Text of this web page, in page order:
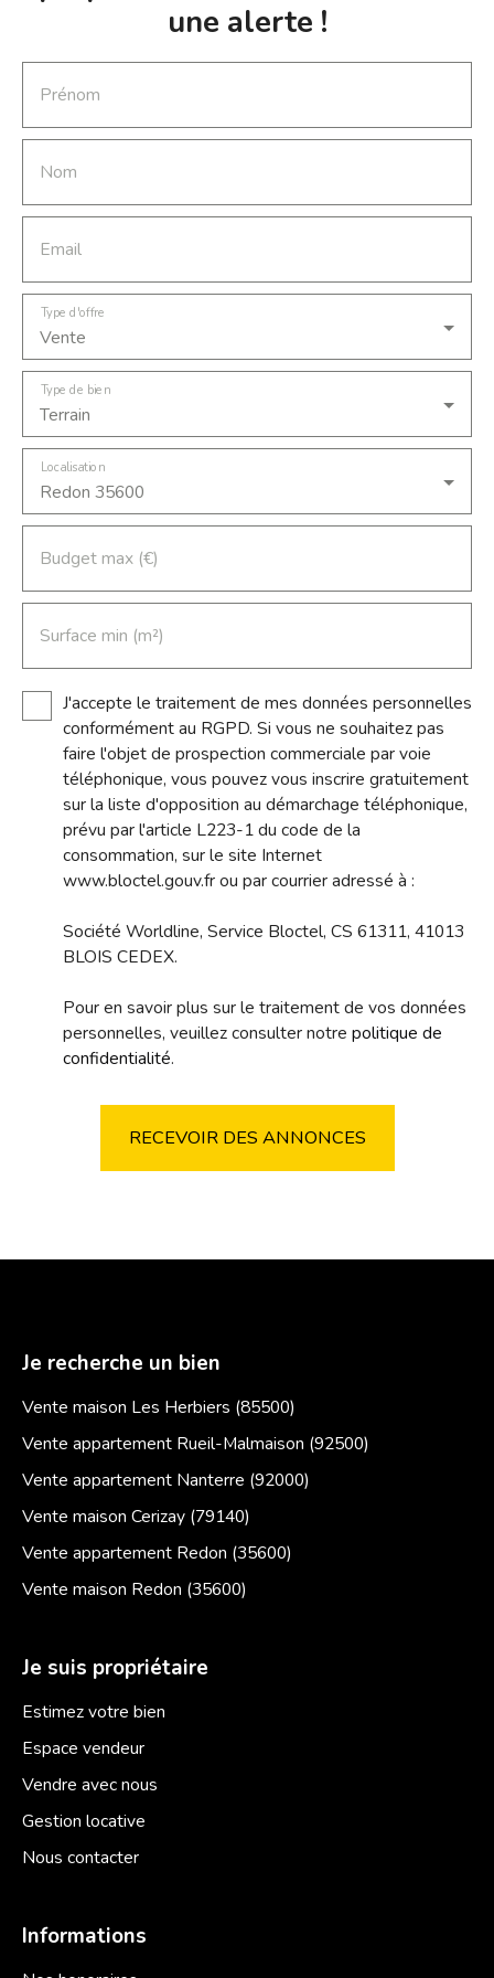
charge du vendeur. Le proffessionnel vous conseille,
garanti et sécurise votre projet immobilier. pierre.
chaudet@lekyp. fr
une alerte !
Prénom
Nom
Email
Vente
Type d'offre
Terrain
Type de bien
Redon 35600
Localisation
Budget max (€)
Surface min (m²)
J'accepte le traitement de mes données personnelles
conformément au RGPD. Si vous ne souhaitez pas
faire l'objet de prospection commerciale par voie
téléphonique, vous pouvez vous inscrire gratuitement
sur la liste d'opposition au démarchage téléphonique,
prévu par l'article L223-1 du code de la
consommation, sur le site Internet
www.bloctel.gouv.fr ou par courrier adressé à :
Société Worldline, Service Bloctel, CS 61311, 41013
BLOIS CEDEX.
Pour en savoir plus sur le traitement de vos données
personnelles, veuillez consulter notre politique de
confidentialité.
RECEVOIR DES ANNONCES
Je recherche un bien
Vente maison Les Herbiers (85500)
Vente appartement Rueil-Malmaison (92500)
Vente appartement Nanterre (92000)
Vente maison Cerizay (79140)
Vente appartement Redon (35600)
Vente maison Redon (35600)
Je suis propriétaire
Estimez votre bien
Espace vendeur
Vendre avec nous
Gestion locative
Nous contacter
Informations